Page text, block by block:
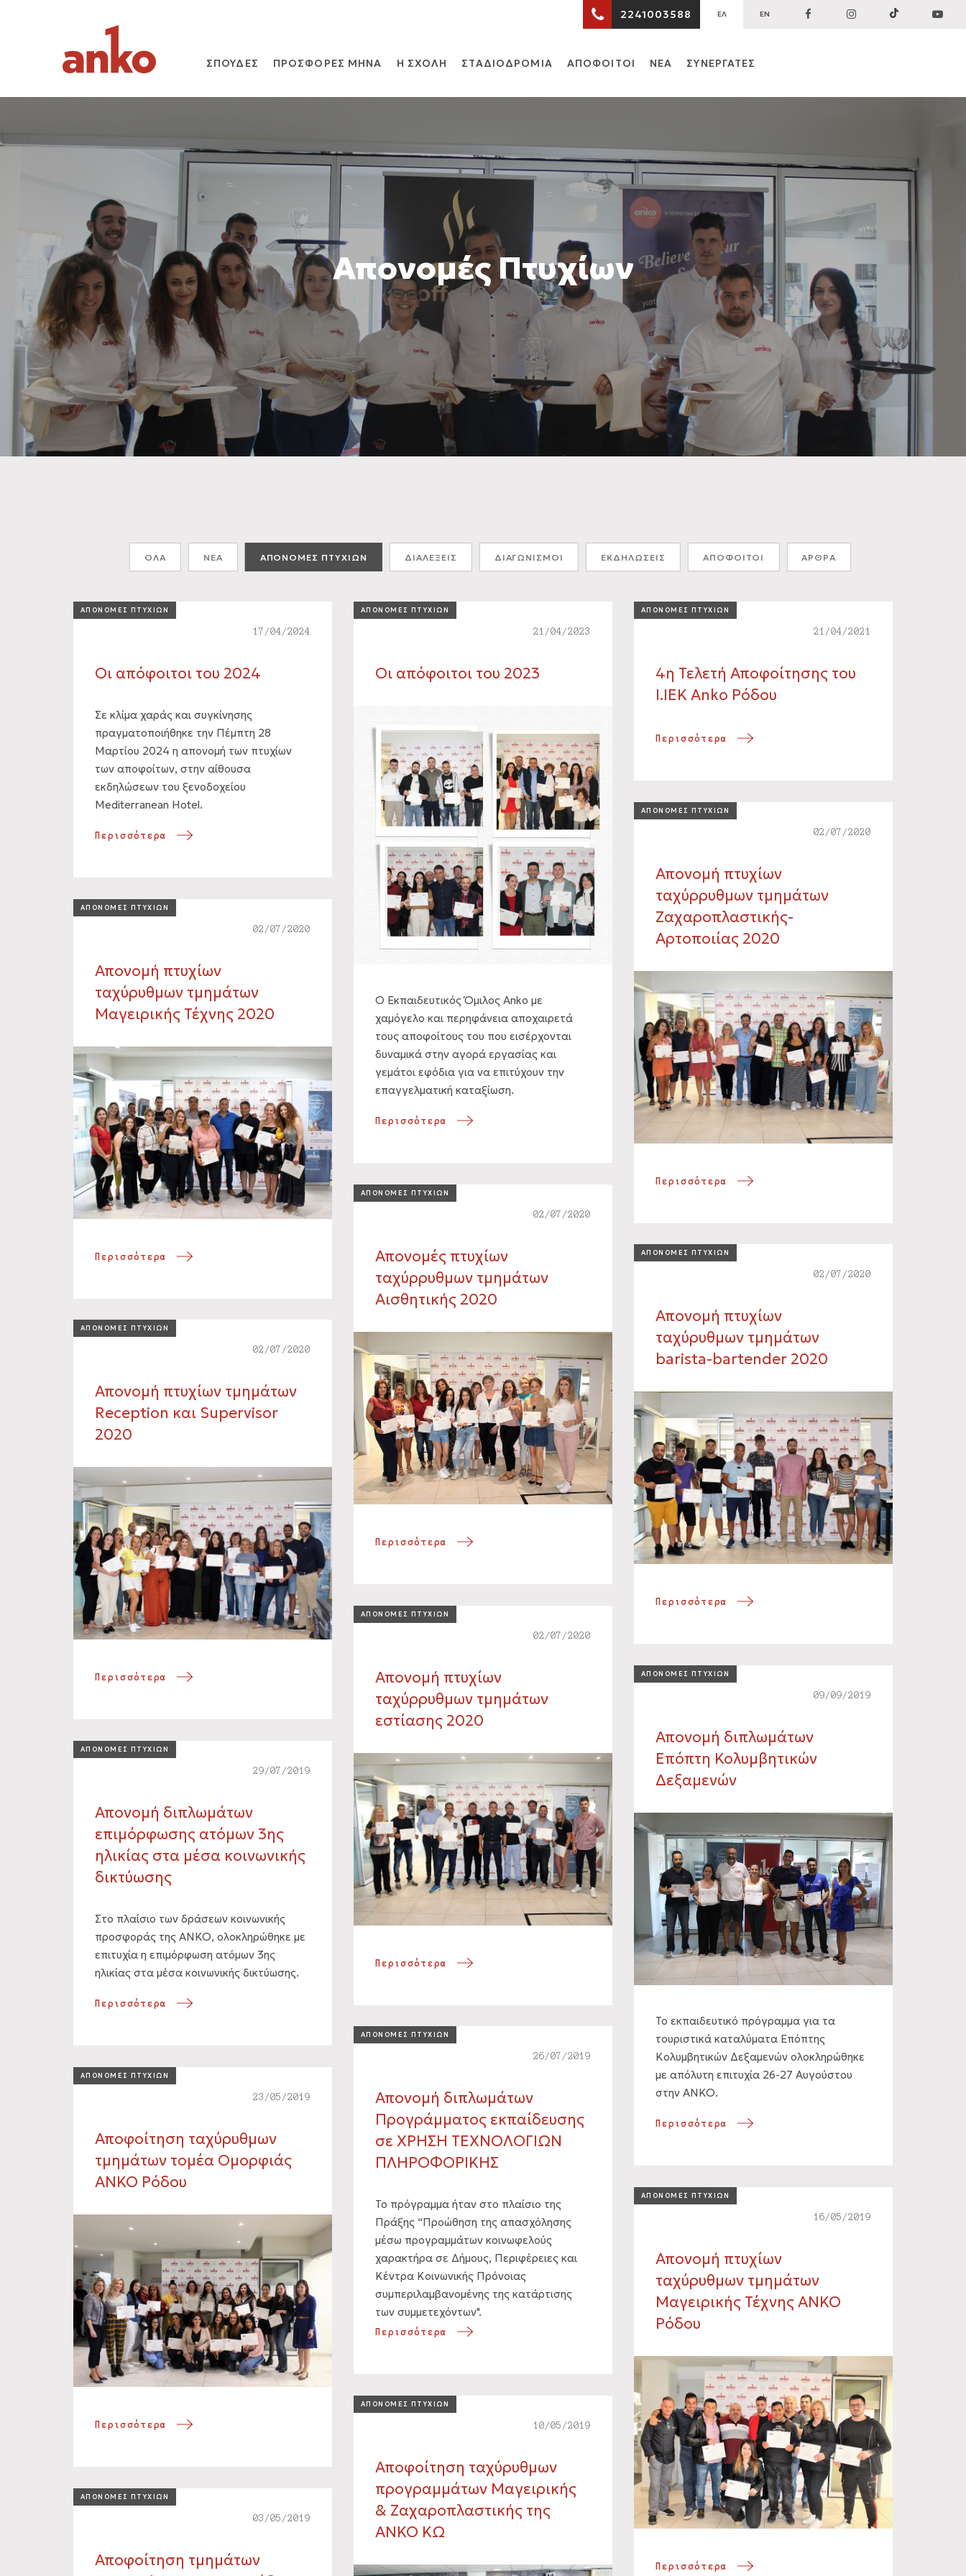
2241003588 ΕΛ EN
ΣΠΟΥΔΕΣ ΠΡΟΣΦΟΡΕΣ ΜΗΝΑ Η ΣΧΟΛΗ ΣΤΑΔΙΟΔΡΟΜΙΑ ΑΠΟΦΟΙΤΟΙ ΝΕΑ ΣΥΝΕΡΓΑΤΕΣ
Απονομές Πτυχίων
ΟΛΑ ΝΕΑ ΑΠΟΝΟΜΕΣ ΠΤΥΧΙΩΝ ΔΙΑΛΕΞΕΙΣ ΔΙΑΓΩΝΙΣΜΟΙ ΕΚΔΗΛΩΣΕΙΣ ΑΠΟΦΟΙΤΟΙ ΑΡΘΡΑ
ΑΠΟΝΟΜΕΣ ΠΤΥΧΙΩΝ
17/04/2024
Οι απόφοιτοι του 2024
Σε κλίμα χαράς και συγκίνησης
πραγματοποιήθηκε την Πέμπτη 28
Μαρτίου 2024 η απονομή των πτυχίων
των αποφοίτων, στην αίθουσα
εκδηλώσεων του ξενοδοχείου
Mediterranean Hotel.
Περισσότερα
ΑΠΟΝΟΜΕΣ ΠΤΥΧΙΩΝ
21/04/2023
Οι απόφοιτοι του 2023
Ο Εκπαιδευτικός Όμιλος Anko με
χαμόγελο και περηφάνεια αποχαιρετά
τους αποφοίτους του που εισέρχονται
δυναμικά στην αγορά εργασίας και
γεμάτοι εφόδια για να επιτύχουν την
επαγγελματική καταξίωση.
Περισσότερα
ΑΠΟΝΟΜΕΣ ΠΤΥΧΙΩΝ
21/04/2021
4η Τελετή Αποφοίτησης του
Ι.ΙΕΚ Αnko Ρόδου
Περισσότερα
ΑΠΟΝΟΜΕΣ ΠΤΥΧΙΩΝ
02/07/2020
Απονομή πτυχίων
ταχύρρυθμων τμημάτων
εστίασης 2020
Περισσότερα
ΑΠΟΝΟΜΕΣ ΠΤΥΧΙΩΝ
02/07/2020
Απονομή πτυχίων τμημάτων
Reception και Supervisor
2020
Περισσότερα
ΑΠΟΝΟΜΕΣ ΠΤΥΧΙΩΝ
02/07/2020
Απονομή πτυχίων
ταχύρυθμων τμημάτων
barista-bartender 2020
Περισσότερα
ΑΠΟΝΟΜΕΣ ΠΤΥΧΙΩΝ
02/07/2020
Απονομές πτυχίων
ταχύρρυθμων τμημάτων
Αισθητικής 2020
Περισσότερα
ΑΠΟΝΟΜΕΣ ΠΤΥΧΙΩΝ
02/07/2020
Απονομή πτυχίων
ταχύρυθμων τμημάτων
Μαγειρικής Τέχνης 2020
Περισσότερα
ΑΠΟΝΟΜΕΣ ΠΤΥΧΙΩΝ
02/07/2020
Απονομή πτυχίων
ταχύρρυθμων τμημάτων
Ζαχαροπλαστικής-
Αρτοποιίας 2020
Περισσότερα
ΑΠΟΝΟΜΕΣ ΠΤΥΧΙΩΝ
09/09/2019
Απονομή διπλωμάτων
Επόπτη Κολυμβητικών
Δεξαμενών
Το εκπαιδευτικό πρόγραμμα για τα
τουριστικά καταλύματα Επόπτης
Κολυμβητικών Δεξαμενών ολοκληρώθηκε
με απόλυτη επιτυχία 26-27 Αυγούστου
στην ΑΝΚΟ.
Περισσότερα
ΑΠΟΝΟΜΕΣ ΠΤΥΧΙΩΝ
29/07/2019
Απονομή διπλωμάτων
επιμόρφωσης ατόμων 3ης
ηλικίας στα μέσα κοινωνικής
δικτύωσης
Στο πλαίσιο των δράσεων κοινωνικής
προσφοράς της ΑΝΚΟ, ολοκληρώθηκε με
επιτυχία η επιμόρφωση ατόμων 3ης
ηλικίας στα μέσα κοινωνικής δικτύωσης.
Περισσότερα
ΑΠΟΝΟΜΕΣ ΠΤΥΧΙΩΝ
26/07/2019
Απονομή διπλωμάτων
Προγράμματος εκπαίδευσης
σε ΧΡΗΣΗ ΤΕΧΝΟΛΟΓΙΩΝ
ΠΛΗΡΟΦΟΡΙΚΗΣ
To πρόγραμμα ήταν στο πλαίσιο της
Πράξης “Προώθηση της απασχόλησης
μέσω προγραμμάτων κοινωφελούς
χαρακτήρα σε Δήμους, Περιφέρειες και
Κέντρα Κοινωνικής Πρόνοιας
συμπεριλαμβανομένης της κατάρτισης
των συμμετεχόντων".
Περισσότερα
ΑΠΟΝΟΜΕΣ ΠΤΥΧΙΩΝ
23/05/2019
Αποφοίτηση ταχύρυθμων
τμημάτων τομέα Ομορφιάς
ANKO Ρόδου
Περισσότερα
ΑΠΟΝΟΜΕΣ ΠΤΥΧΙΩΝ
16/05/2019
Απονομή πτυχίων
ταχύρυθμων τμημάτων
Μαγειρικής Τέχνης ΑΝΚΟ
Ρόδου
Περισσότερα
ΑΠΟΝΟΜΕΣ ΠΤΥΧΙΩΝ
10/05/2019
Αποφοίτηση ταχύρυθμων
προγραμμάτων Μαγειρικής
& Ζαχαροπλαστικής της
ΑΝΚΟ ΚΩ
ΑΠΟΝΟΜΕΣ ΠΤΥΧΙΩΝ
03/05/2019
Αποφοίτηση τμημάτων